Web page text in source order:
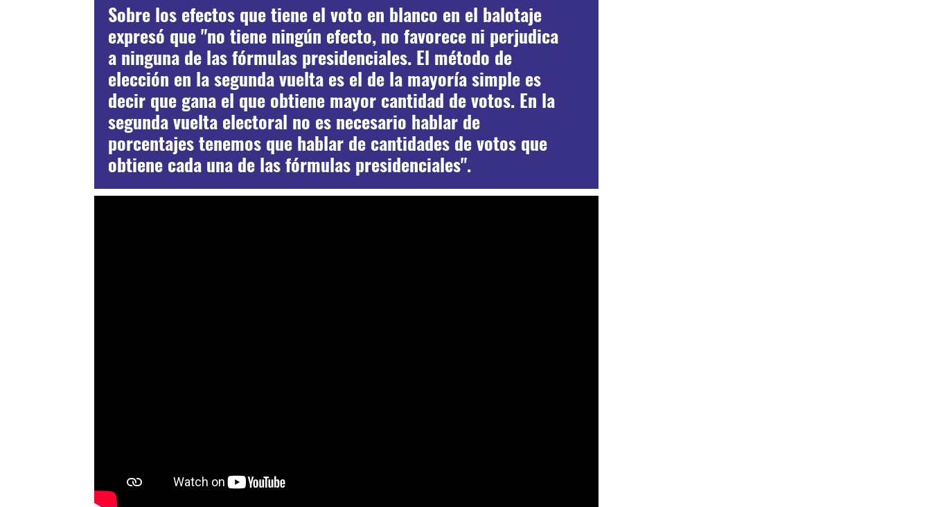
Sobre los efectos que tiene el voto en blanco en el balotaje
expresó que "no tiene ningún efecto, no favorece ni perjudica
a ninguna de las fórmulas presidenciales. El método de
elección en la segunda vuelta es el de la mayoría simple es
decir que gana el que obtiene mayor cantidad de votos. En la
segunda vuelta electoral no es necesario hablar de
porcentajes tenemos que hablar de cantidades de votos que
obtiene cada una de las fórmulas presidenciales".